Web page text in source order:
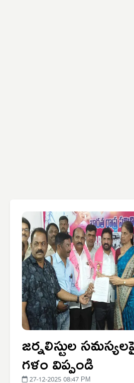
జర్నలిస్టుల
గళం విప్పండి
27-12-2025 08:47 PM